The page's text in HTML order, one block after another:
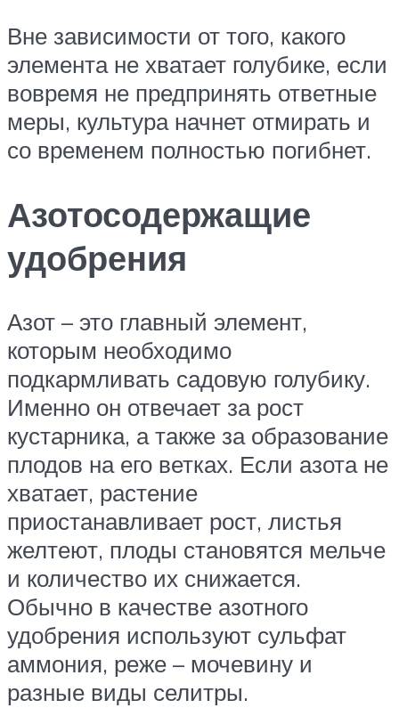
Вне зависимости от того, какого
элемента не хватает голубике, если
вовремя не предпринять ответные
меры, культура начнет отмирать и
со временем полностью погибнет.
Азотосодержащие
удобрения
Азот – это главный элемент,
которым необходимо
подкармливать садовую голубику.
Именно он отвечает за рост
кустарника, а также за образование
плодов на его ветках. Если азота не
хватает, растение
приостанавливает рост, листья
желтеют, плоды становятся мельче
и количество их снижается.
Обычно в качестве азотного
удобрения используют сульфат
аммония, реже – мочевину и
разные виды селитры.